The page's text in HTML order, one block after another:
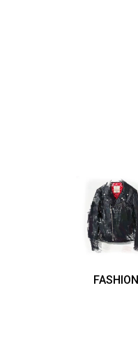
FASHION